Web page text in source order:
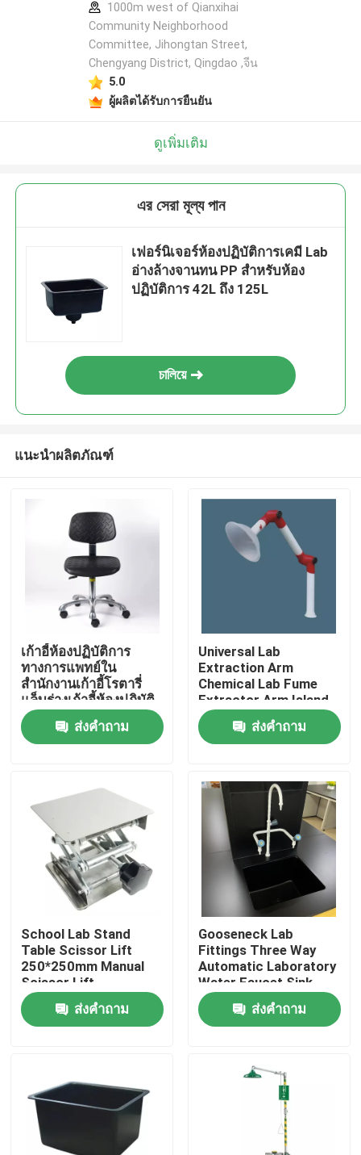
บ้าน
สินค้า
เกี่ยวกับเรา
ทัวร์โรงงาน
ควบคุมคุณภาพ
ติดต่อเรา
คดี
เฟอร์นิเจอร์ห้องปฏิบัติการของโรงเรียน
ม้านั่งเกาะห้องทดลอง
1000m west of Qianxihai
Community Neighborhood
Committee, Jihongtan Street,
Chengyang District, Qingdao ,จีน
5.0
ผู้ผลิตได้รับการยืนยัน
ดูเพิ่มเติม
এর সেরা মূল্য পান
เฟอร์นิเจอร์ห้องปฏิบัติการเคมี Lab
อ่างล้างจานทน PP สำหรับห้อง
ปฏิบัติการ 42L ถึง 125L
চালিয়ে
แนะนำผลิตภัณฑ์
เก้าอี้ห้องปฏิบัติการ
ทางการแพทย์ใน
สำนักงานเก้าอี้โรตารี่
แล็บร่างเก้าอี้ห้องปฏิบัติ
การและสตูลสแควร์
ส่งคำถาม
Universal Lab
Extraction Arm
Chemical Lab Fume
Extractor Arm Island
Hood
ส่งคำถาม
School Lab Stand
Table Scissor Lift
250*250mm Manual
Scissor Lift
ส่งคำถาม
Gooseneck Lab
Fittings Three Way
Automatic Laboratory
Water Faucet Sink
Assay
ส่งคำถาม